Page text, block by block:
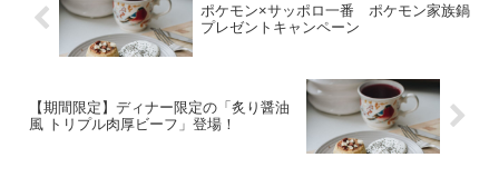
ポケモン×サッポロ一番 ポケモン家族鍋
プレゼントキャンペーン
【期間限定】ディナー限定の「炙り醤油
風 トリプル肉厚ビーフ」登場！